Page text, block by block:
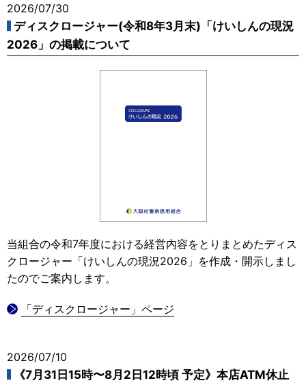
2026/07/30
ディスクロージャー(令和8年3月末)「けいしんの現況
2026」の掲載について
当組合の令和7年度における経営内容をとりまとめたディス
クロージャー「けいしんの現況2026」を作成・開示しまし
たのでご案内します。
「ディスクロージャー」ページ
2026/07/10
《7月31日15時〜8月2日12時頃 予定》本店ATM休止